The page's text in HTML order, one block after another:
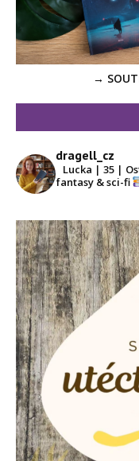
→
dragell_cz
Lucka | 35 |
fantasy & sci-fi